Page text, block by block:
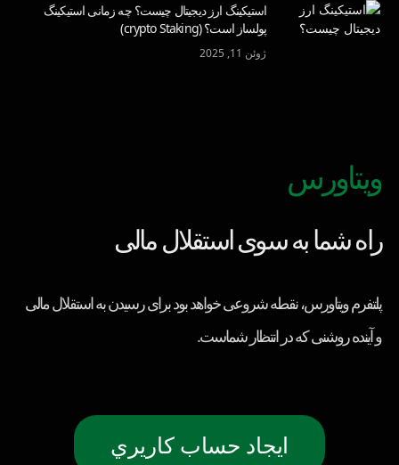
استیکینگ ارز دیجیتال چیست؟ چه زمانی استیکینگ
پولساز است؟ (crypto Staking)
ژوئن 11, 2025
ویتاورس
راه شما به سوی استقلال مالی
پلتفرم ویتاورس، نقطه شروعی خواهد بود برای رسیدن به استقلال مالی
و آینده روشنی که در انتظار شماست.
ايجاد حساب كاريري